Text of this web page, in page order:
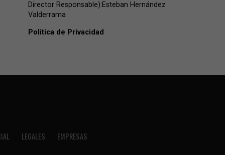
Director Responsable):Esteban Hernández
Valderrama
Politica de Privacidad
LEGALES EMPRESAS